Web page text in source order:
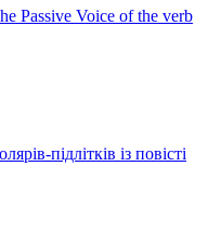
Passive Voice of the verb
підлітків із повісті